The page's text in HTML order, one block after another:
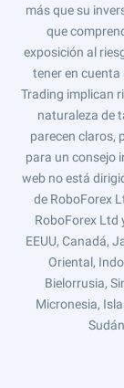
más que su
que
exposición al
tener en cuenta
Trading implican
naturaleza de
parecen claros,
para un consejo
web no está
de RoboForex
RoboForex Ltd
EEUU, Canadá,
Oriental,
Bielorrusia,
Micronesia,